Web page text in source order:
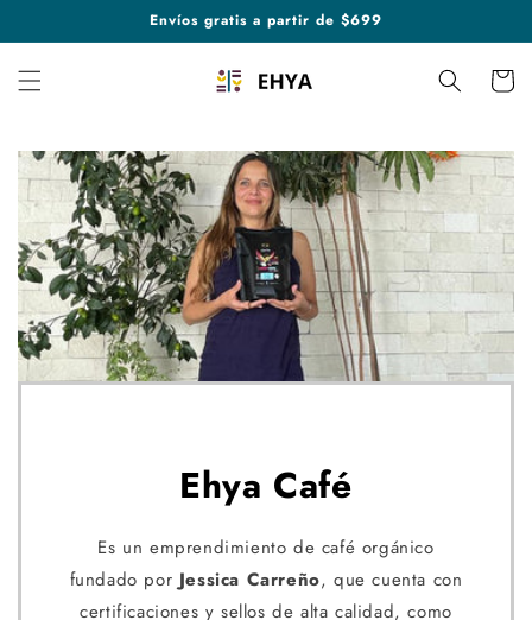
content
Envíos gratis a partir de $699
Cart
Ehya Café
Es un emprendimiento de café orgánico
fundado por Jessica Carreño, que cuenta con
certificaciones y sellos de alta calidad, como